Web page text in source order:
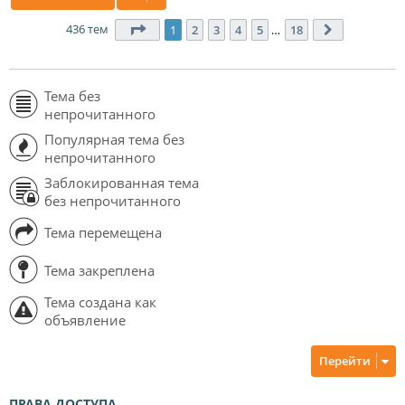
436 тем Страница 1из 18
1 2 3 4 5 … 18
Тема без
непрочитанного
Популярная тема без
непрочитанного
Заблокированная тема
без непрочитанного
Тема перемещена
Тема закреплена
Тема создана как
объявление
Перейти